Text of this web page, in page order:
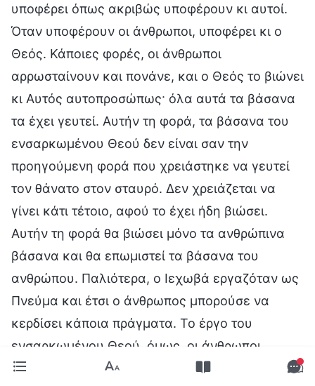
υποφέρει όπως ακριβώς υποφέρουν κι αυτοί.
Όταν υποφέρουν οι άνθρωποι, υποφέρει κι ο
Θεός. Κάποιες φορές, οι άνθρωποι
αρρωσταίνουν και πονάνε, και ο Θεός το βιώνει
κι Αυτός αυτοπροσώπως· όλα αυτά τα βάσανα
τα έχει γευτεί. Αυτήν τη φορά, τα βάσανα του
ενσαρκωμένου Θεού δεν είναι σαν την
προηγούμενη φορά που χρειάστηκε να γευτεί
τον θάνατο στον σταυρό. Δεν χρειάζεται να
γίνει κάτι τέτοιο, αφού το έχει ήδη βιώσει.
Αυτήν τη φορά θα βιώσει μόνο τα ανθρώπινα
βάσανα και θα επωμιστεί τα βάσανα του
ανθρώπου. Παλιότερα, ο Ιεχωβά εργαζόταν ως
Πνεύμα και έτσι ο άνθρωπος μπορούσε να
κερδίσει κάποια πράγματα. Το έργο του
ενσαρκωμένου Θεού, όμως, οι άνθρωποι
μπορούν να το δουν και να το αισθανθούν, και